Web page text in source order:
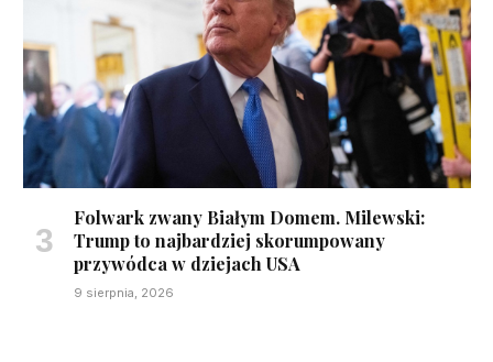
Folwark zwany Białym Domem. Milewski:
Trump to najbardziej skorumpowany
przywódca w dziejach USA
9 sierpnia, 2026